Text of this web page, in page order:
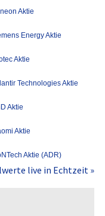
Aktie
Energy Aktie
Aktie
Technologies Aktie
Aktie
Aktie
Aktie (ADR)
live in Echtzeit »